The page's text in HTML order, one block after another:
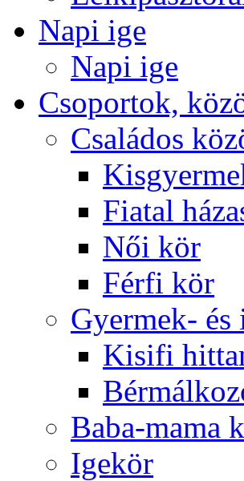
Napi ige
Napi ige
Csoportok,
Családos
Fiatal
Női kör
Férfi kör
Gyermek- és
Kisifi
Baba-mama
Igekör